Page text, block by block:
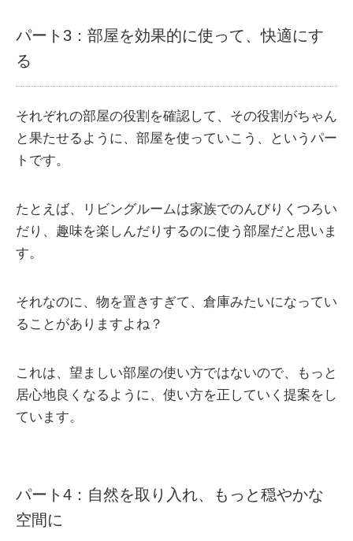
パート3：部屋を効果的に使って、快適にす
る
それぞれの部屋の役割を確認して、その役割がちゃん
と果たせるように、部屋を使っていこう、というパー
トです。
たとえば、リビングルームは家族でのんびりくつろい
だり、趣味を楽しんだりするのに使う部屋だと思いま
す。
それなのに、物を置きすぎて、倉庫みたいになってい
ることがありますよね？
これは、望ましい部屋の使い方ではないので、もっと
居心地良くなるように、使い方を正していく提案をし
ています。
パート4：自然を取り入れ、もっと穏やかな
空間に